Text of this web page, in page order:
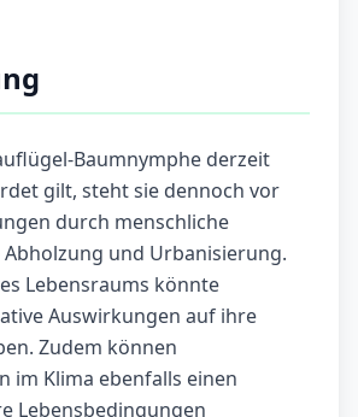
Baumnymphe derzeit
gilt, steht sie dennoch vor
durch menschliche
und Urbanisierung.
Lebensraums könnte
Auswirkungen auf ihre
Zudem können
im Klima ebenfalls einen
Lebensbedingungen